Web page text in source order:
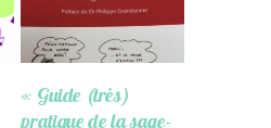
« Guide (très)
pratique de la sage-